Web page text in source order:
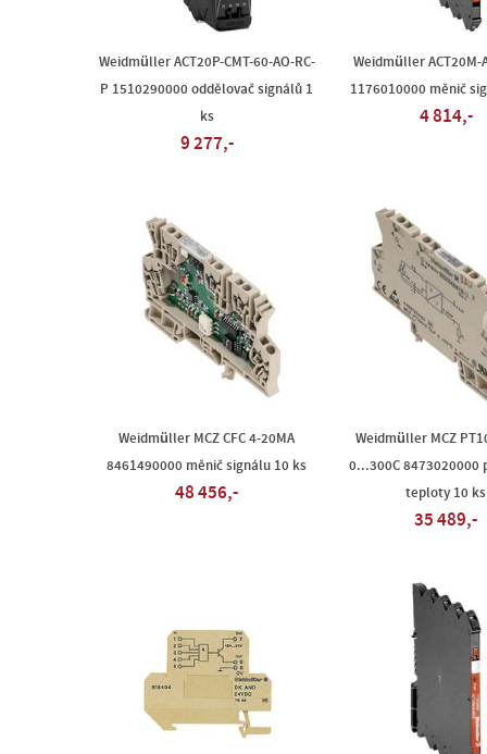
Weidmüller ACT20P-CMT-60-AO-RC-
P 1510290000 oddělovač signálů 1
ks
9 277,-
Weidmüller ACT20M-
1176010000 měnič
4 814,-
Weidmüller MCZ CFC 4-20MA
8461490000 měnič signálu 10 ks
48 456,-
Weidmüller MCZ
0...300C 8473020000
teploty 10 ks
35 489,-